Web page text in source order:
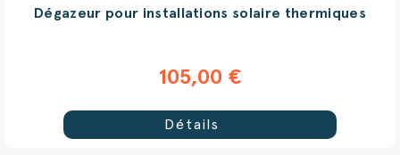
Dégazeur pour installations solaire thermiques
105,00 €
Détails